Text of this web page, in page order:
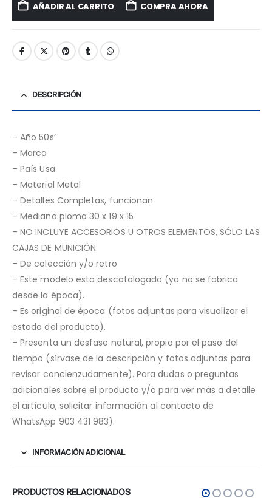
AÑADIR AL CARRITO COMPRA AHORA
DESCRIPCIÓN
– Año 50s’
– Marca
– País Usa
– Material Metal
– Detalles Completas, funcionan
– Mediana ploma 30 x 19 x 15
– NO INCLUYE ACCESORIOS U OTROS ELEMENTOS, SÓLO LAS
CAJAS DE MUNICIÓN.
– De colección y/o retro
– Este modelo esta descatalogado (ya no se fabrica
desde la época).
– Es original de época (fotos adjuntas para visualizar el
estado del producto).
– Presenta un desfase natural, propio por el paso del
tiempo (sírvase de la descripción y fotos adjuntas para
revisar concienzudamente). Para dudas o preguntas
adicionales sobre el producto y/o para ver más a detalle
el artículo, solicitar información al contacto de
WhatsApp 903 431 983).
INFORMACIÓN ADICIONAL
PRODUCTOS RELACIONADOS